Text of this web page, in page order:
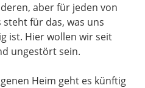
aber für jeden von
steht für das, was uns
ist. Hier wollen wir seit
ungestört sein.
Heim geht es künftig